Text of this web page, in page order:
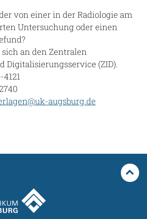
von einer in der Radiologie am
Untersuchung oder einen
an den Zentralen
Digitalisierungsservice (ZID).
augsburg.de